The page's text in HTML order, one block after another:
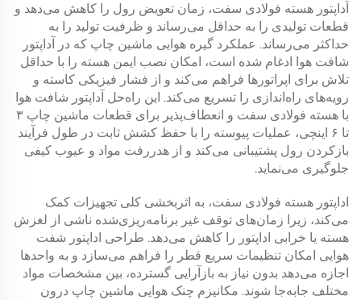
آداپتور هسته فولادی سفت، زمان تعویض رول را کاهش می‌دهد و
قطعات تولیدی را به حداقل می‌رساند و ظرفیت تولید را به
حداکثر می‌رساند. عملکرد گیره هوایی ماشین چاپ که در آداپتور
شافت هوا ادغام شده است، امکان نصب ایمن هسته را با حداقل
تلاش برای اپراتورها فراهم می‌کند و از فشار فیزیکی کاسته و
رویه‌های راه‌اندازی را تسریع می‌کند. این راه‌حل آداپتور شافت هوا
با هسته فولادی سفت و انعطاف‌پذیر برای قطعات ماشین چاپ ۳
تا ۶ اینچی، عملیات پیوسته را با حفظ کشش ثابت در طول فرآیند
بازکردن رول پشتیبانی می‌کند و از هدررفت مواد و عیوب کیفی
جلوگیری می‌نماید.
اداپتور هسته فولادی سفت، به اثربخشی کلی تجهیزات کمک
می‌کند، زیرا زمان‌های توقف غیر برنامه‌ریزی‌شده ناشی از لغزش
هسته یا خرابی اداپتور را کاهش می‌دهد. طراحی اداپتور شفت
هوایی امکان تنظیمات سریع قطر را فراهم می‌سازد و به واحدها
اجازه می‌دهد بدون نیاز به بازآرایی گسترده، بین مشخصات مواد
مختلف جابه‌جا شوند. مکانیزم چنک هوایی ماشین چاپ درون